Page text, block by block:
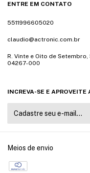
ENTRE EM CONTATO
5511996605020
claudio@actronic.com.br
R. Vinte e Oito de Setembro,
04267-000
INCREVA-SE E APROVEITE
Meios de envio